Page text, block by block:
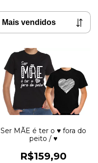
Ser MÃE é ter o ♥ fora do
peito / ♥
R$159,90